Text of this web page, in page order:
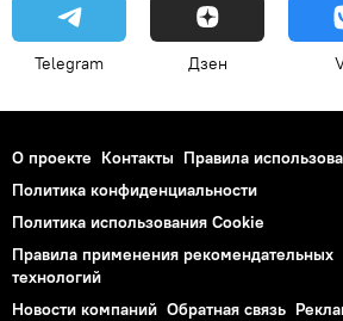
Telegram Дзен
О проекте Контакты Правила
Политика конфиденциальности
Политика использования Cookie
Правила применения рекомендательных
технологий
Новости компаний Обратная связь